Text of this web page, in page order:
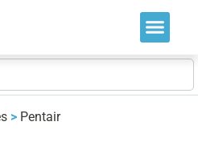
> Pentair